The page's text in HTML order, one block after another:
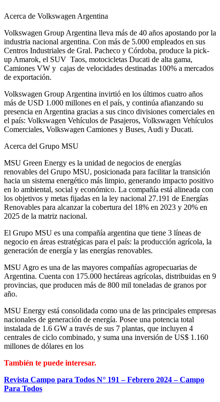
Acerca de Volkswagen Argentina
Volkswagen Group Argentina lleva más de 40 años apostando por la
industria nacional argentina. Con más de 5.000 empleados en sus
Centros Industriales de Gral. Pacheco y Córdoba, produce la pick-
up Amarok, el SUV Taos, motocicletas Ducati de alta gama,
Camiones VW y cajas de velocidades destinadas 100% a mercados
de exportación.
Volkswagen Group Argentina invirtió en los últimos cuatro años
más de USD 1.000 millones en el país, y continúa afianzando su
presencia en Argentina gracias a sus cinco divisiones comerciales en
el país: Volkswagen Vehículos de Pasajeros, Volkswagen Vehículos
Comerciales, Volkswagen Camiones y Buses, Audi y Ducati.
Acerca del Grupo MSU
MSU Green Energy es la unidad de negocios de energías
renovables del Grupo MSU, posicionada para facilitar la transición
hacia un sistema energético más limpio, generando impacto positivo
en lo ambiental, social y económico. La compañía está alineada con
los objetivos y metas fijadas en la ley nacional 27.191 de Energías
Renovables para alcanzar la cobertura del 18% en 2023 y 20% en
2025 de la matriz nacional.
El Grupo MSU es una compañía argentina que tiene 3 líneas de
negocio en áreas estratégicas para el país: la producción agrícola, la
generación de energía y las energías renovables.
MSU Agro es una de las mayores compañías agropecuarias de
Argentina. Cuenta con 175.000 hectáreas agrícolas, distribuidas en 9
provincias, que producen más de 800 mil toneladas de granos por
año.
MSU Energy está consolidada como una de las principales empresas
nacionales de generación de energía. Posee una potencia total
instalada de 1.6 GW a través de sus 7 plantas, que incluyen 4
centrales de ciclo combinado, y suma una inversión de US$ 1.160
millones de dólares en los
También te puede interesar.
Revista Campo para Todos N° 191 – Febrero 2024 – Campo
Para Todos